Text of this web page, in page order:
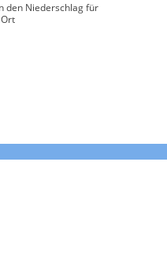
den Niederschlag für